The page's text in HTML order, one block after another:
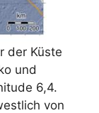
der Küste
und
6,4.
von